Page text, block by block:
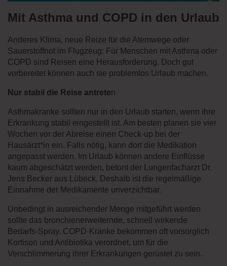
Mit Asthma und COPD in den Urlaub
Anderes Klima, neue Reize für die Atemwege oder
Sauerstoffnot im Flugzeug: Für Menschen mit Asthma oder
COPD sind Reisen eine Herausforderung. Doch gut
vorbereitet können auch sie problemlos Urlaub machen.
Nur stabil die Reise antreten
Asthmakranke sollten nur in den Urlaub starten, wenn ihre
Erkrankung stabil eingestellt ist. Am besten planen sie vier
Wochen vor der Abreise einen Check-up bei der
Hausärzt*in ein. Falls nötig, kann dort die Medikation
angepasst werden. Im Urlaub können andere Einflüsse
kaum abgeschätzt werden, betont der Lungenfacharzt Dr.
Jens Becker aus Lübeck. Deshalb ist die regelmäßige
Einnahme der Medikamente unverzichtbar.
Unbedingt in ausreichender Menge mitgeführt werden
sollte das bronchienerweiternde, schnell wirkende
Bedarfs-Spray. COPD-Kranke bekommen oft vorsorglich
Kortison und Antibiotika verordnet, um für die
Verschlimmerung ihrer Erkrankungen gerüstet zu sein.